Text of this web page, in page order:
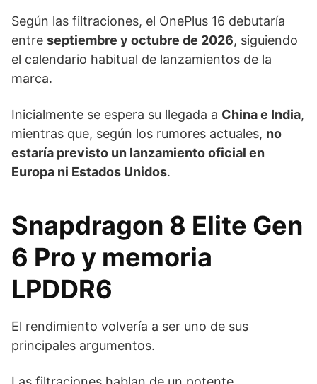
Según las filtraciones, el OnePlus 16 debutaría
entre septiembre y octubre de 2026, siguiendo
el calendario habitual de lanzamientos de la
marca.
Inicialmente se espera su llegada a China e India,
mientras que, según los rumores actuales, no
estaría previsto un lanzamiento oficial en
Europa ni Estados Unidos.
Snapdragon 8 Elite Gen
6 Pro y memoria
LPDDR6
El rendimiento volvería a ser uno de sus
principales argumentos.